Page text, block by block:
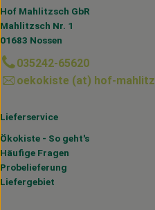
Hof Mahlitzsch GbR
Mahlitzsch Nr. 1
01683 Nossen
035242-65620
oekokiste (at) hof-
Lieferservice
Ökokiste - So geht's
Häufige Fragen
Probelieferung
Liefergebiet